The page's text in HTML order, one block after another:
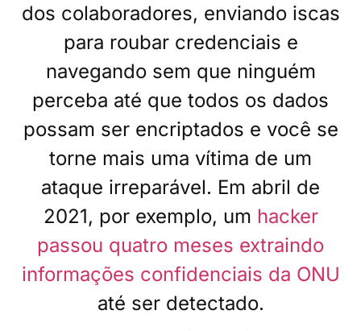
dos colaboradores, enviando iscas
para roubar credenciais e
navegando sem que ninguém
perceba até que todos os dados
possam ser encriptados e você se
torne mais uma vítima de um
ataque irreparável. Em abril de
2021, por exemplo, um hacker
passou quatro meses extraindo
informações confidenciais da ONU
até ser detectado.